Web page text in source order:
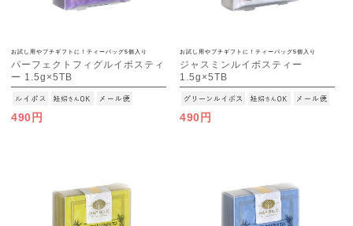
お試し用やプチギフトに！ティーバッグ5個入り
パーフェクトフィグルイボスティ
ー 1.5g×5TB
[M便 1/15]
490円
お試し用やプチギフトに！ティーバッグ5個入り
ジャスミンルイボスティー
1.5g×5TB
[M便 1/15]
490円